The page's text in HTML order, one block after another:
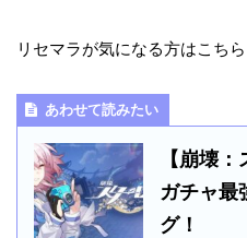
リセマラが気になる方はこちら
あわせて読みたい
【崩壊
ガチャ最
グ！